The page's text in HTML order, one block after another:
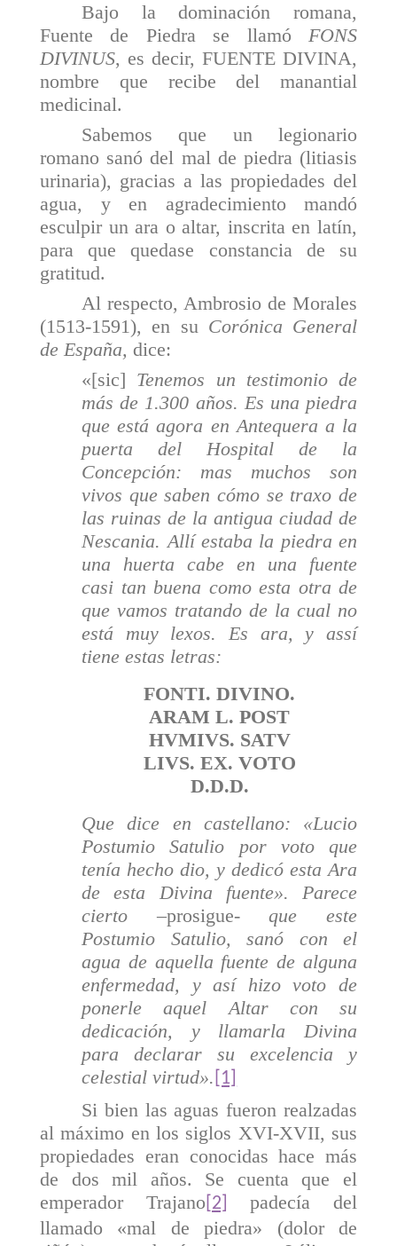
Bajo la dominación romana,
Fuente de Piedra se llamó FONS
DIVINUS, es decir, FUENTE DIVINA,
nombre que recibe del manantial
medicinal.
Sabemos que un legionario
romano sanó del mal de piedra (litiasis
urinaria), gracias a las propiedades del
agua, y en agradecimiento mandó
esculpir un ara o altar, ins­crita en latín,
para que quedase constancia de su
gratitud.
Al respecto, Ambrosio de Morales
(1513-1591), en su Corónica General
de España, dice:
«[sic] Tenemos un testimonio de
más de 1.300 años. Es una piedra
que está agora en Antequera a la
puerta del Hospital de la
Concepción: mas muchos son
vivos que saben cómo se traxo de
las ruinas de la antigua ciudad de
Nescania. Allí estaba la piedra en
una huerta cabe en una fuente
casi tan buena como esta otra de
que vamos tra­tando de la cual no
está muy lexos. Es ara, y assí
tiene estas letras:
FONTI. DIVINO.
ARAM L. POST
HVMIVS. SATV
LIVS. EX. VOTO
D.D.D.
Que dice en castellano: «Lucio
Postumio Satulio por voto que
tenía hecho dio, y dedicó esta Ara
de esta Divina fuente». Parece
cierto –prosigue-que este
Postumio Satulio, sanó con el
agua de aquella fuente de alguna
enfermedad, y así hizo voto de
ponerle aquel Altar con su
dedicación, y llamarla Divina
para declarar su excelencia y
celestial virtud». [1]
Si bien las aguas fueron realzadas
al máximo en los siglos XVI-XVII, sus
propiedades eran conocidas hace más
de dos mil años.
Se cuenta que el
emperador Trajano [2]
padecía del
llamado «mal de piedra» (dolor de